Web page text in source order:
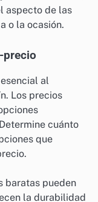
aspecto de las
o la ocasión.
precio
al
Los precios
cuánto
que
baratas pueden
la durabilidad